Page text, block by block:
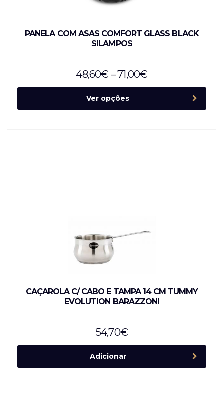
PANELA COM ASAS COMFORT GLASS BLACK
SILAMPOS
48,60€ –71,00€
Ver opções
CAÇAROLA C/ CABO E TAMPA 14 CM TUMMY
EVOLUTION BARAZZONI
54,70€
Adicionar